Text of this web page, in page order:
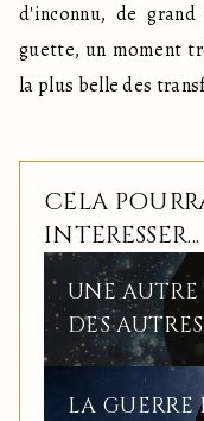
d'inconnu, de
guette, un moment
la plus belle des
CELA
INTERESSER...
UNE
DES AUTRES
LA